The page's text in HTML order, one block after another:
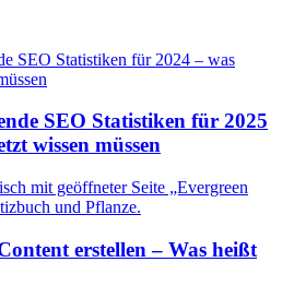
SEO Statistiken für 2025
wissen müssen
erstellen – Was heißt